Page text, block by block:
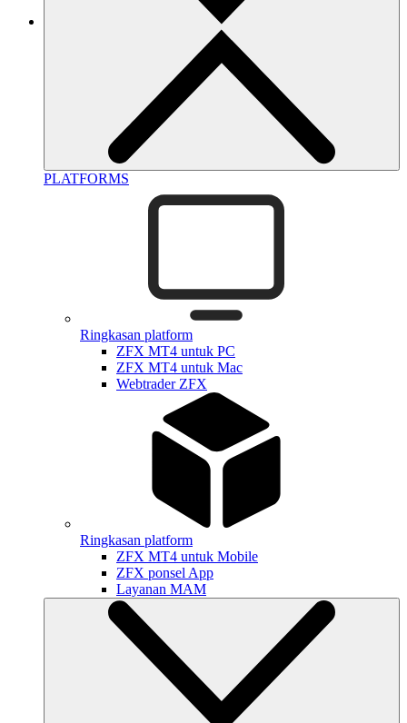
PLATFORMS
Ringkasan platform
ZFX MT4 untuk PC
ZFX MT4 untuk Mac
Webtrader ZFX
Ringkasan platform
ZFX MT4 untuk Mobile
ZFX ponsel App
Layanan MAM